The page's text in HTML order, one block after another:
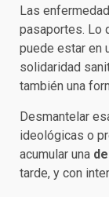
Las
pasaportes. Lo
puede estar en
solidaridad
también una
Desmantelar
ideológicas o
acumular una
tarde, y con